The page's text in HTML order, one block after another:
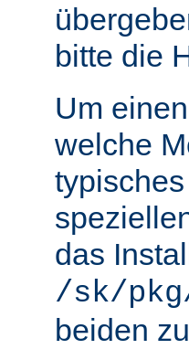
bitte die
Um
welche
das
/sk/
beiden